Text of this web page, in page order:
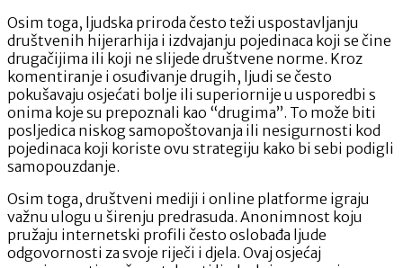
Osim toga, ljudska priroda često teži uspostavljanju
društvenih hijerarhija i izdvajanju pojedinaca koji se čine
drugačijima ili koji ne slijede društvene norme. Kroz
komentiranje i osuđivanje drugih, ljudi se često
pokušavaju osjećati bolje ili superiornije u usporedbi s
onima koje su prepoznali kao “drugima”. To može biti
posljedica niskog samopoštovanja ili nesigurnosti kod
pojedinaca koji koriste ovu strategiju kako bi sebi podigli
samopouzdanje.
Osim toga, društveni mediji i online platforme igraju
važnu ulogu u širenju predrasuda. Anonimnost koju
pružaju internetski profili često oslobađa ljude
odgovornosti za svoje riječi i djela. Ovaj osjećaj